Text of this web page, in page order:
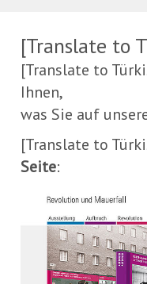
[Translate to
[Translate to
Ihnen,
was Sie auf
[Translate to
Seite: